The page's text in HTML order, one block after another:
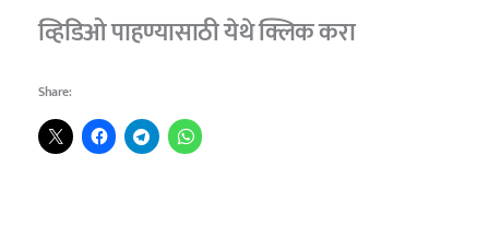
व्हिडिओ पाहण्यासाठी येथे क्लिक करा
Share: